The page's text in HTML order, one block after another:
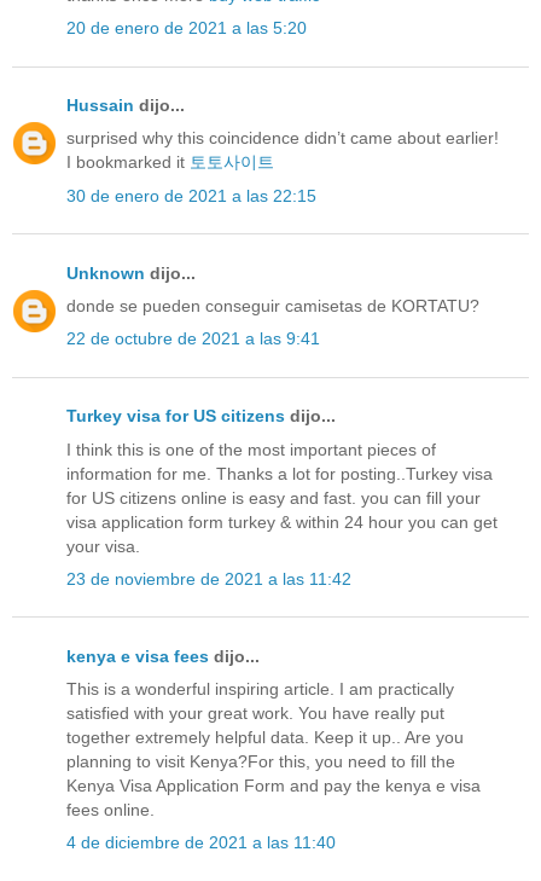
20 de enero de 2021 a las 5:20
Hussain dijo...
surprised why this coincidence didn’t came about earlier!
I bookmarked it 토토사이트
30 de enero de 2021 a las 22:15
Unknown dijo...
donde se pueden conseguir camisetas de KORTATU?
22 de octubre de 2021 a las 9:41
Turkey visa for US citizens dijo...
I think this is one of the most important pieces of
information for me. Thanks a lot for posting..Turkey visa
for US citizens online is easy and fast. you can fill your
visa application form turkey & within 24 hour you can get
your visa.
23 de noviembre de 2021 a las 11:42
kenya e visa fees dijo...
This is a wonderful inspiring article. I am practically
satisfied with your great work. You have really put
together extremely helpful data. Keep it up.. Are you
planning to visit Kenya?For this, you need to fill the
Kenya Visa Application Form and pay the kenya e visa
fees online.
4 de diciembre de 2021 a las 11:40